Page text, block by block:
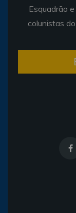
Esquadrão
colunistas